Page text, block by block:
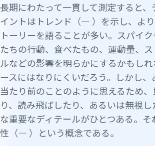
長期にわたって一貫して測定すると、
イントはトレンド（— ）を示し、よ
トーリーを語ることが多い。スパイ
たちの行動、食べたもの、運動量、
ルなどの影響を明らかにするかもし
ースにはなりにくいだろう。しかし、
当たり前のことのように思えるため
り、読み飛ばしたり、あるいは無視
な重要なディテールがひとつある。そ
性（— ）という概念である。